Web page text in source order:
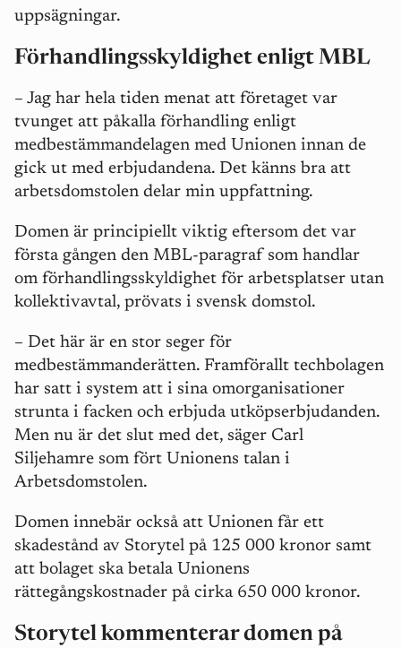
uppsägningar.
Förhandlingsskyldighet enligt MBL
– Jag har hela tiden menat att företaget var
tvunget att påkalla förhandling enligt
medbestämmandelagen med Unionen innan de
gick ut med erbjudandena. Det känns bra att
arbetsdomstolen delar min uppfattning.
Domen är principiellt viktig eftersom det var
första gången den MBL-paragraf som handlar
om förhandlingsskyldighet för arbetsplatser utan
kollektivavtal, prövats i svensk domstol.
– Det här är en stor seger för
medbestämmanderätten. Framförallt techbolagen
har satt i system att i sina omorganisationer
strunta i facken och erbjuda utköpserbjudanden.
Men nu är det slut med det, säger Carl
Siljehamre som fört Unionens talan i
Arbetsdomstolen.
Domen innebär också att Unionen får ett
skadestånd av Storytel på 125 000 kronor samt
att bolaget ska betala Unionens
rättegångskostnader på cirka 650 000 kronor.
Storytel kommenterar domen på